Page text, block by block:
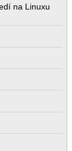
na Linuxu